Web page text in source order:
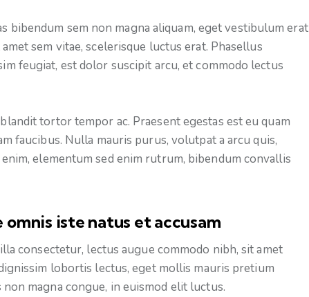
bibendum sem non magna aliquam, eget vestibulum erat
sem vitae, scelerisque luctus erat. Phasellus
feugiat, est dolor suscipit arcu, et commodo lectus
tortor tempor ac. Praesent egestas est eu quam
faucibus. Nulla mauris purus, volutpat a arcu quis,
elementum sed enim rutrum, bibendum convallis
iste natus et accusam
consectetur, lectus augue commodo nibh, sit amet
lobortis lectus, eget mollis mauris pretium
magna congue, in euismod elit luctus.